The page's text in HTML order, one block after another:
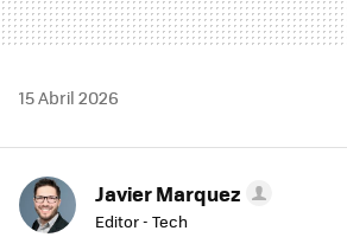
15 Abril 2026
Javier Marquez
Editor - Tech